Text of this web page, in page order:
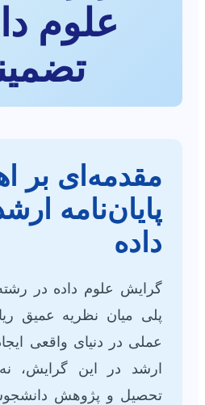
علوم
مقدمه‌ای بر
پایان‌نامه
داده
گرایش علوم داده در
پلی میان نظریه عمیق
عملی در دنیای واقعی
ارشد در این گرایش،
تحصیل و پژوهش